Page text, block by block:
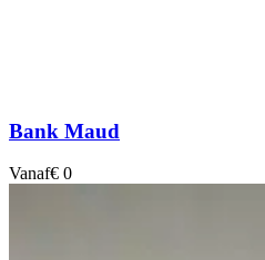
Bank Maud
Vanaf€ 0